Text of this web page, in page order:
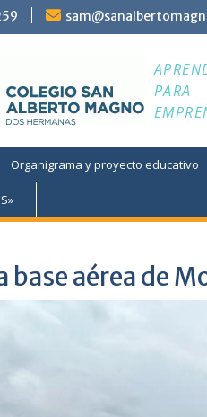
PARA
Organigrama y proyecto educativo
base aérea de